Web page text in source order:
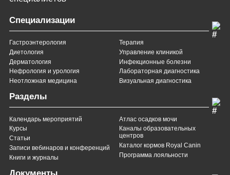
Специализации
Гастроэнтерология
Диетология
Дерматология
Нефрология и урология
Неотложная медицина
Терапия
Управление клиникой
Инфекционные болезни
Лабораторная диагностика
Визуальная диагностика
Разделы
Календарь мероприятий
Курсы
Статьи
Записи вебинаров и конференций
Книги и журналы
Атлас осадков мочи
Каналы образовательных
центров
Каталог кормов Royal Canin
Программа лояльности